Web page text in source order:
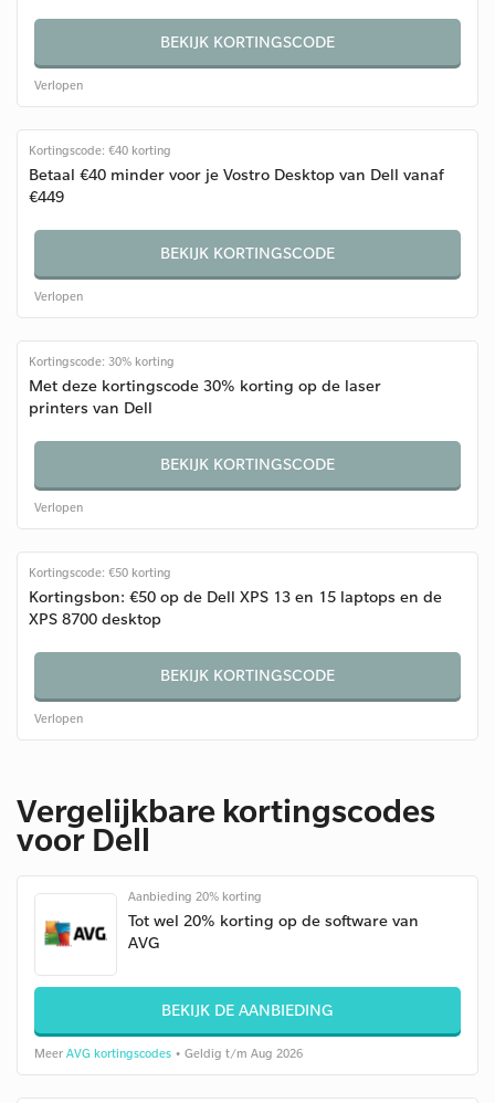
BEKIJK KORTINGSCODE
Verlopen
Kortingscode: €40 korting
Betaal €40 minder voor je Vostro Desktop van Dell vanaf
€449
BEKIJK KORTINGSCODE
Verlopen
Kortingscode: 30% korting
Met deze kortingscode 30% korting op de laser
printers van Dell
BEKIJK KORTINGSCODE
Verlopen
Kortingscode: €50 korting
Kortingsbon: €50 op de Dell XPS 13 en 15 laptops en de
XPS 8700 desktop
BEKIJK KORTINGSCODE
Verlopen
Vergelijkbare kortingscodes
voor Dell
Aanbieding 20% korting
Tot wel 20% korting op de software van
AVG
BEKIJK DE AANBIEDING
Meer AVG kortingscodes • Geldig t/m Aug 2026